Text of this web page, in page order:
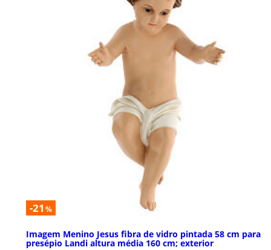
-21 %
Imagem Menino Jesus fibra de vidro pintada 58 cm para
presépio Landi altura média 160 cm; exterior